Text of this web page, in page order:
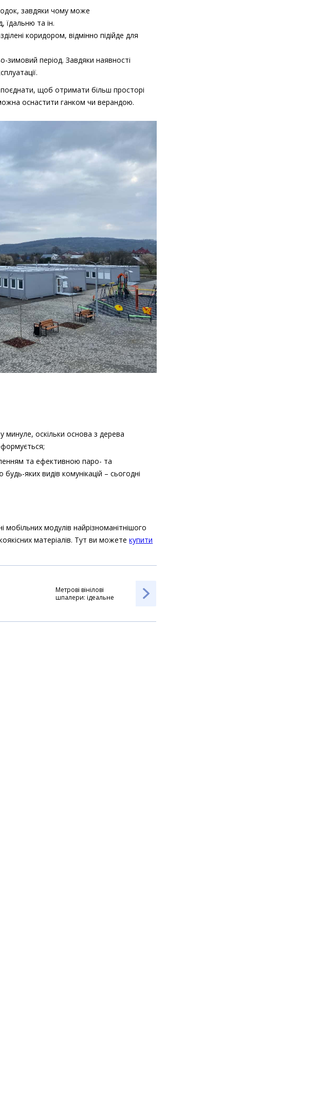
завдяки чому може
їдальню та ін.
коридором, відмінно підійде для
зимовий період. Завдяки наявності
щоб отримати більш просторі
оснастити ганком чи верандою.
минуле, оскільки основа з дерева
та ефективною паро- та
яких видів комунікацій – сьогодні
мобільних модулів найрізноманітнішого
матеріалів. Тут ви можетекупити
Метрові вінілові
шпалери: ідеальне
акуратного ремонту